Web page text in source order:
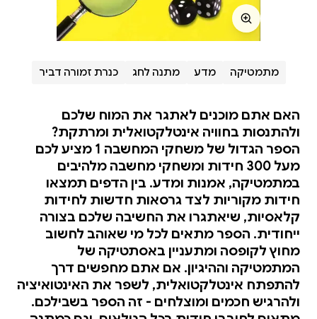
מתמטיקה מדע מתנה לחג כנרת זמורה דביר
האם אתם מוכנים לאתגר את המוח שלכם
ולהתנסות בחוויה אינטלקטואלית ומרתקת?
הספר הגדול של משחקי המחשבה 1 מציע לכם
מעל 300 חידות ומשחקי מחשבה מלהיבים
במתמטיקה, אמנות ומדע. בין הדפים תמצאו
חידות מקוריות לצד גרסאות חדשות לחידות
קלאסיות, שיאתגרו את החשיבה שלכם בצורה
ייחודית. הספר מתאים לכל מי שאוהב לחשוב
מחוץ לקופסה ומתעניין באסתטיקה של
המתמטיקה וההיגיון. אם אתם מחפשים דרך
להתפתח אינטלקטואלית, לשפר את האינטואיציה
ולהרגיש חכמים ומוצלחים - זה הספר בשבילכם.